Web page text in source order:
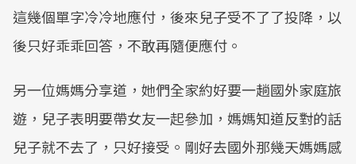
這幾個單字冷冷地應付，後來兒子受不了了投降，以
後只好乖乖回答，不敢再隨便應付。
另一位媽媽分享道，她們全家約好要一趟國外家庭旅
遊，兒子表明要帶女友一起參加，媽媽知道反對的話
兒子就不去了，只好接受。剛好去國外那幾天媽媽感